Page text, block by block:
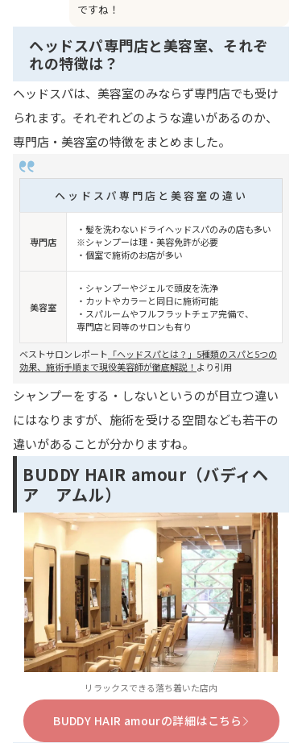
ですね！
ヘッドスパ専門店と美容室、それぞ
れの特徴は？
ヘッドスパは、美容室のみならず専門店でも受け
られます。それぞれどのような違いがあるのか、
専門店・美容室の特徴をまとめました。
ヘッドスパ専門店と美容室の違い
専門店
・髪を洗わないドライヘッドスパのみの店も多い
※シャンプーは理・美容免許が必要
・個室で施術のお店が多い
美容室
・シャンプーやジェルで頭皮を洗浄
・カットやカラーと同日に施術可能
・スパルームやフルフラットチェア完備で、
専門店と同等のサロンも有り
ベストサロンレポート 「ヘッドスパとは？」5種類のスパと5つの
効果、施術手順まで現役美容師が徹底解説！ より引用
シャンプーをする・しないというのが目立つ違い
にはなりますが、施術を受ける空間なども若干の
違いがあることが分かりますね。
BUDDY HAIR amour（バディヘ
ア アムル）
リラックスできる落ち着いた店内
BUDDY HAIR amourの詳細はこちら